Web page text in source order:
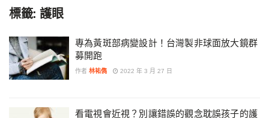
標籤:護眼
專為黃斑部病變設計！台灣製非球面放大鏡群
募開跑
作者 林祐儁 2022 年 3 月 27 日
看電視會近視？別讓錯誤的觀念耽誤孩子的護